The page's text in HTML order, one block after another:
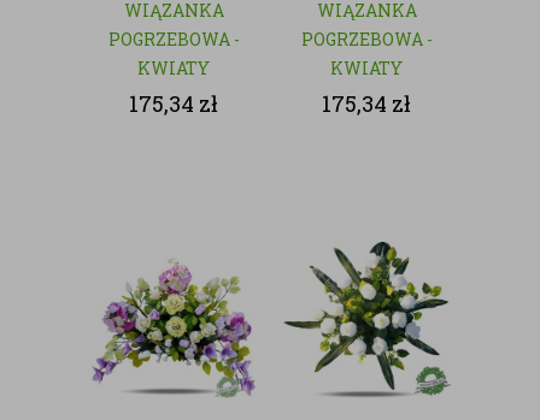
WIĄZANKA
POGRZEBOWA -
KWIATY
SZTUCZNE
175,34 zł
WIĄZANKA
POGRZEBOWA -
KWIATY
SZTUCZNE
175,34 zł